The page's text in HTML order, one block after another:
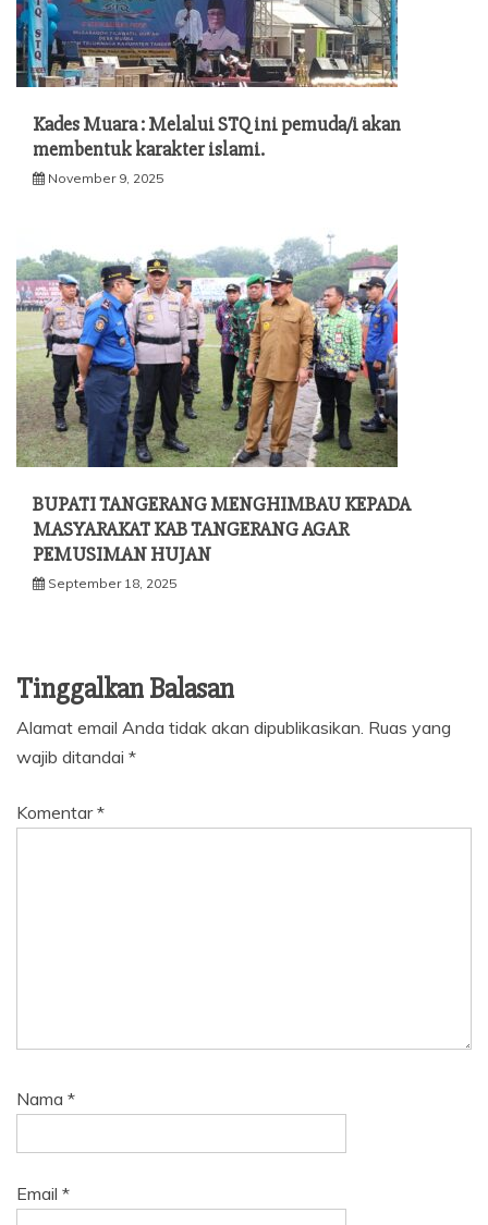
Kades Muara : Melalui STQ ini pemuda/i akan
membentuk karakter islami.
November 9, 2025
BUPATI TANGERANG MENGHIMBAU KEPADA
MASYARAKAT KAB TANGERANG AGAR
PEMUSIMAN HUJAN
September 18, 2025
Tinggalkan Balasan
Alamat email Anda tidak akan dipublikasikan. Ruas yang
wajib ditandai *
Komentar*
Nama *
Email *